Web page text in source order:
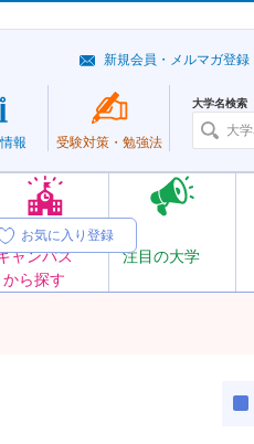
オープン
ャンパス
から探す
注目の大学
報 受験対策・ 勉強法
大学名検索
新規会員・メルマガ登録
お気に入り登録